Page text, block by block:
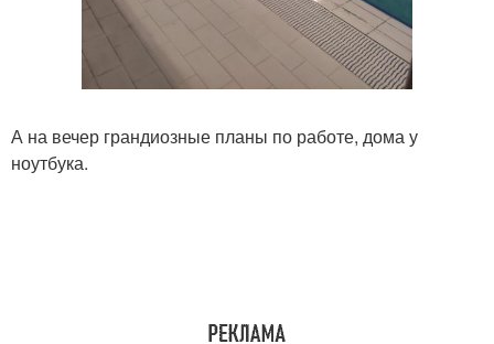
А на вечер грандиозные планы по работе, дома у
ноутбука.